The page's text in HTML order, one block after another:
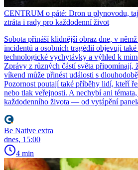
CENTRUM o páté: Dron u plynovodu,
ztráta i rady pro každodenní život
Sobota přináší klidnější obraz dne, v
incidentů a osobních tragédií objevují
technologické vychytávky a výhled k
Zprávy z různých částí světa připomínají,
víkend může přinést události s
Pozornost poutají také příběhy lidí, kteří
nebo tlak veřejnosti. A nechybí ani
každodenního života — od vytápění
Be Native extra
dnes, 15:00
4 min